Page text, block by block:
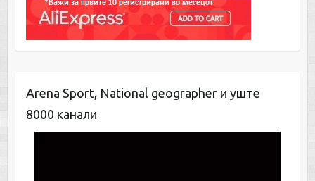
Arena Sport, National geographer и уште
8000 канали